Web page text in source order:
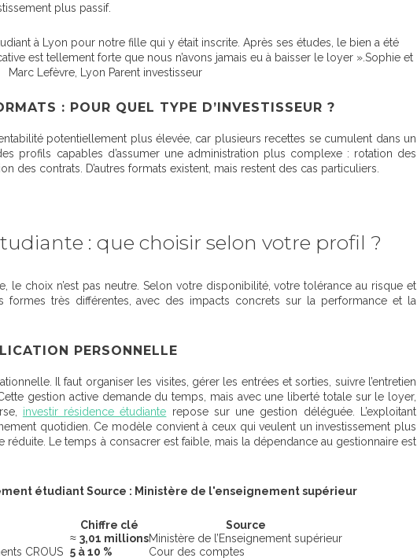
plus passif.
à Lyon pour notre fille qui y était inscrite. Après ses études, le bien a été
est tellement forte que nous n’avons jamais eu à baisser le loyer ».Sophie et
Marc Lefèvre, Lyon Parent investisseur
: POUR QUEL TYPE D’INVESTISSEUR ?
potentiellement plus élevée, car plusieurs recettes se cumulent dans un
profils capables d’assumer une administration plus complexe : rotation des
des contrats. D’autres formats existent, mais restent des cas particuliers.
: que choisir selon votre profil ?
le choix n’est pas neutre. Selon votre disponibilité, votre tolérance au risque et
formes très différentes, avec des impacts concrets sur la performance et la
PERSONNELLE
Il faut organiser les visites, gérer les entrées et sorties, suivre l’entretien
gestion active demande du temps, mais avec une liberté totale sur le loyer,
investir résidence étudiante repose sur une gestion déléguée. L’exploitant
quotidien. Ce modèle convient à ceux qui veulent un investissement plus
réduite. Le temps à consacrer est faible, mais la dépendance au gestionnaire est
étudiant Source : Ministère de l'enseignement supérieur
Chiffre clé
Source
≈ 3,01 millionsMinistère de l’Enseignement supérieur
CROUS 5 à 10 % Cour des comptes